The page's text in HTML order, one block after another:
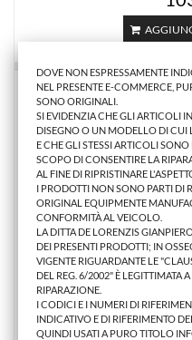
LAMPADA D1S
DOVE NON ESPRESSAMENTE
NEL PRESENTE E-COMMERCE,
SONO ORIGINALI.
SI EVIDENZIA CHE GLI ARTICOLI
DISEGNO O UN MODELLO DI CUI
E CHE GLI STESSI ARTICOLI
SCOPO DI CONSENTIRE LA
AL FINE DI RIPRISTINARE
I PRODOTTI NON SONO PARTI DI
ORIGINAL EQUIPMENTE
CONFORMITÀ AL VEICOLO.
LA DITTA DE LORENZIS
DEI PRESENTI PRODOTTI; IN
VIGENTE RIGUARDANTE LE
DEL REG. 6/2002" È LEGITTIMATA
RIPARAZIONE.
I CODICI E I NUMERI DI
INDICATIVO E DI RIFERIMENTO
QUINDI USATI A PURO TITOLO